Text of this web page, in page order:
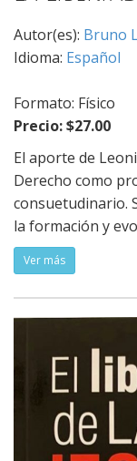
Autor(es): Bruno
Idioma: Español
Formato: Físico
Precio: $27.00
El aporte de
Derecho como
consuetudinario.
la formación y
Ver más